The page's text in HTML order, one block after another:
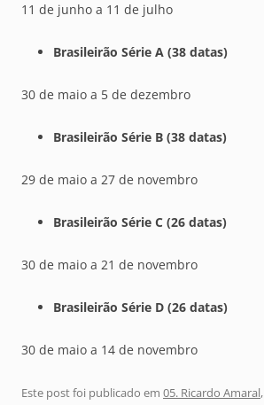
11 de junho a 11 de julho
Brasileirão Série A (38 datas)
30 de maio a 5 de dezembro
Brasileirão Série B (38 datas)
29 de maio a 27 de novembro
Brasileirão Série C (26 datas)
30 de maio a 21 de novembro
Brasileirão Série D (26 datas)
30 de maio a 14 de novembro
Este post foi publicado em 05. Ricardo Amaral,